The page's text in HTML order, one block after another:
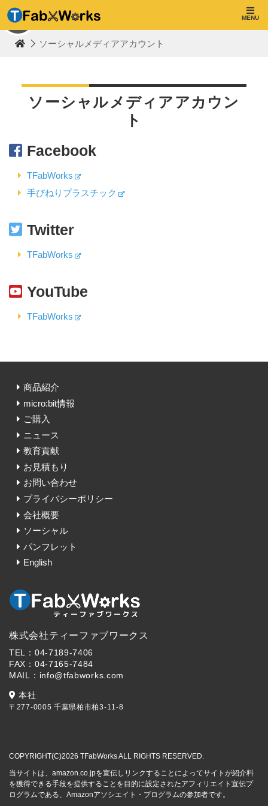
TOP
a
W
s
MENU
ソーシャルメディアアカウント
ソーシャルメディアアカウン
ト
Facebook
TFabWorks
手びねりプラスチック
Twitter
TFabWorks
YouTube
TFabWorks
商品紹介
micro:bit情報
ご購入
ニュース
教育貢献
お見積もり
お問い合わせ
プライバシーポリシー
会社概要
ソーシャル
パンフレット
English
株式会社ティーファブワークス
TEL：04-7189-7406
FAX：04-7165-7484
MAIL：info@tfabworks.com
本社
〒277-0005 千葉県柏市柏3-11-8
COPYRIGHT(C)2026 TFabWorks ALL RIGHTS RESERVED.
当サイトは、amazon.co.jpを宣伝しリンクすることによってサイトが紹介料
を獲得できる手段を提供することを目的に設定されたアフィリエイト宣伝プ
ログラムである、Amazonアソシエイト・プログラムの参加者です。